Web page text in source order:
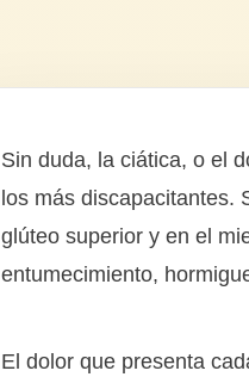
Sin duda, la ciática, o el
los más discapacitantes.
glúteo superior y en el
entumecimiento,
El dolor que presenta